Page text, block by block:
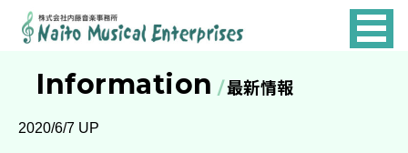
MUSICAL
ENTERPRISES
Information 最新情報
2020/6/7 UP